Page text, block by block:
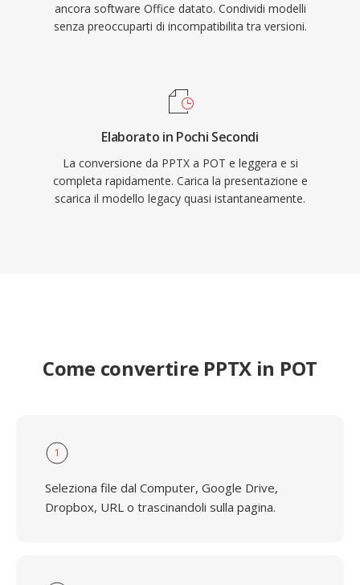
ancora software Office datato. Condividi modelli
senza preoccuparti di incompatibilita tra versioni.
Elaborato in Pochi Secondi
La conversione da PPTX a POT e leggera e si
completa rapidamente. Carica la presentazione e
scarica il modello legacy quasi istantaneamente.
Come convertire PPTX in POT
1
Seleziona file dal Computer, Google Drive,
Dropbox, URL o trascinandoli sulla pagina.